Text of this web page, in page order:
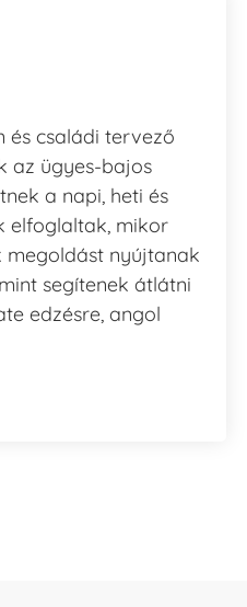
és családi tervező
az ügyes-bajos
a napi, heti és
elfoglaltak, mikor
megoldást nyújtanak
segítenek átlátni
edzésre, angol